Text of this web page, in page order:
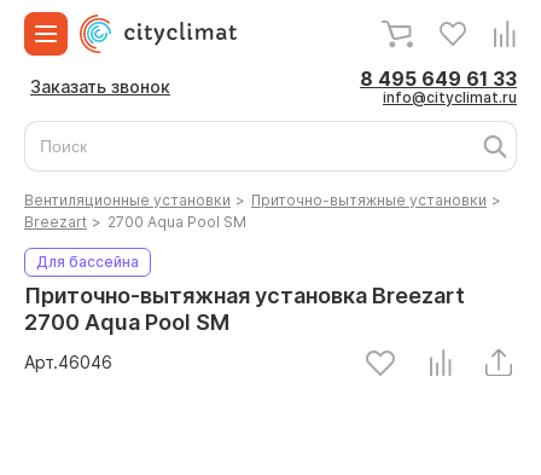
Заказать звонок 8 495 649 61 33
info@cityclimat.ru
Вентиляционные установки > Приточно-вытяжные установки >
Breezart > 2700 Aqua Pool SM
Для бассейна
Приточно-вытяжная установка Breezart
2700 Aqua Pool SM
Арт.46046